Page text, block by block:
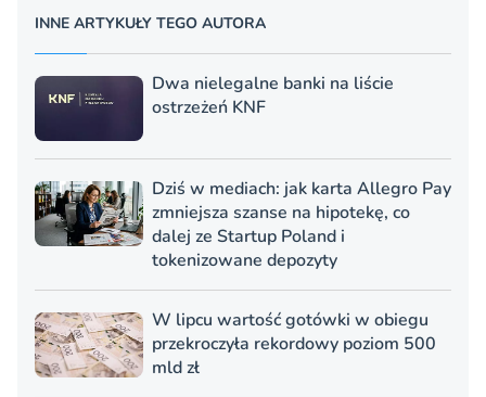
INNE ARTYKUŁY TEGO AUTORA
Dwa nielegalne banki na liście
ostrzeżeń KNF
Dziś w mediach: jak karta Allegro Pay
zmniejsza szanse na hipotekę, co
dalej ze Startup Poland i
tokenizowane depozyty
W lipcu wartość gotówki w obiegu
przekroczyła rekordowy poziom 500
mld zł